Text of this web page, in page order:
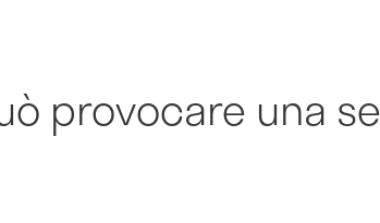
provocare una